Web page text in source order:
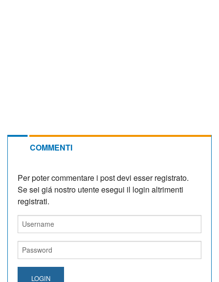
COMMENTI
Per poter commentare i post devi esser registrato.
Se sei giá nostro utente esegui il login altrimenti
registrati.
LOGIN